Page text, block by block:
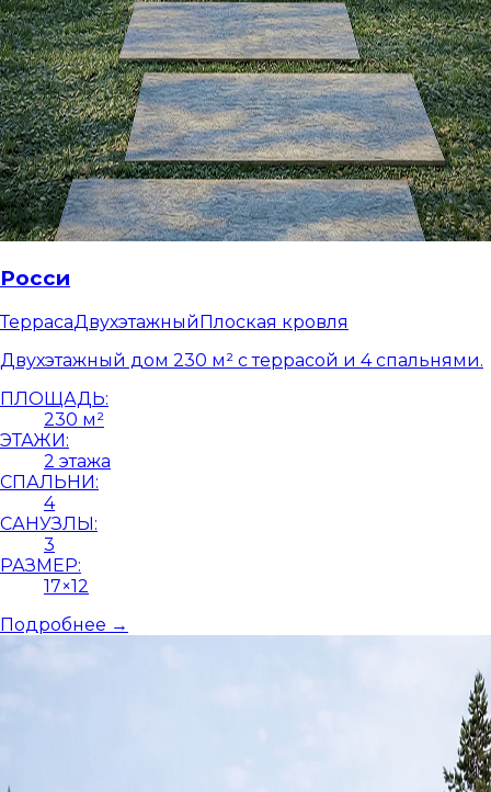
Росси
ТеррасаДвухэтажныйПлоская кровля
Двухэтажный дом 230 м² с террасой и 4 спальнями.
ПЛОЩАДЬ:
230 м²
ЭТАЖИ:
2 этажа
СПАЛЬНИ:
4
САНУЗЛЫ:
3
РАЗМЕР:
17×12
Подробнее →